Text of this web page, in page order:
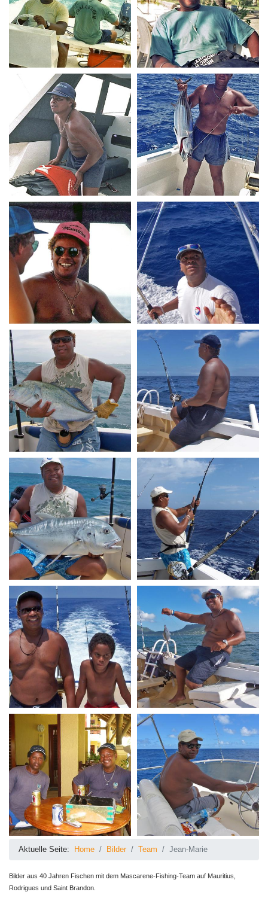
Aktuelle Seite: Home Bilder Team Jean-Marie
Bilder aus 40 Jahren Fischen mit dem Mascarene-Fishing-Team auf Mauritius,
Rodrigues und Saint Brandon.